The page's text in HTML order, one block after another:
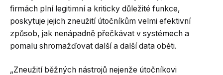
firmách plní legitimní a kriticky důležité funkce,
poskytuje jejich zneužití útočníkům velmi efektivní
způsob, jak nenápadně přečkávat v systémech a
pomalu shromažďovat další a další data oběti.
„Zneužití běžných nástrojů nejenže útočníkovi